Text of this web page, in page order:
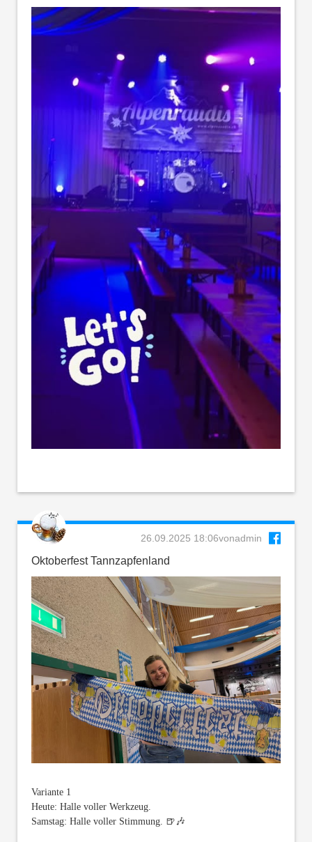
26.09.2025 18:06vonadmin
Oktoberfest Tannzapfenland
Variante 1
Heute: Halle voller Werkzeug.
Samstag: Halle voller Stimmung. 🍺🎶